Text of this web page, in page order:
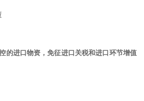
的进口物资，免征进口关税和进口环节增值